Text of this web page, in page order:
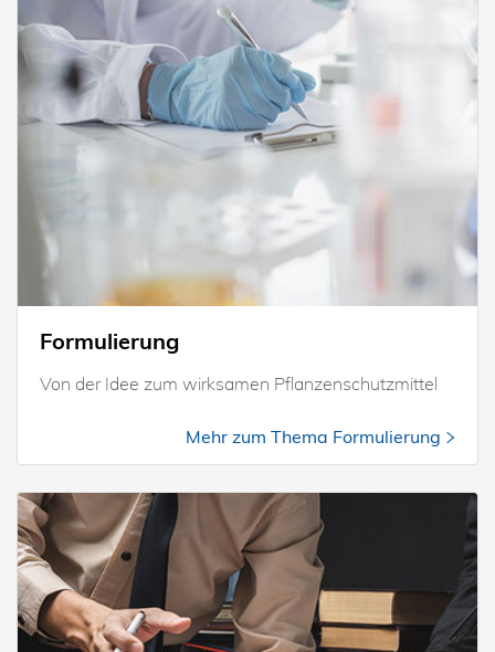
Formulierung
Von der Idee zum wirksamen Pflanzenschutzmittel
Mehr zum Thema Formulierung